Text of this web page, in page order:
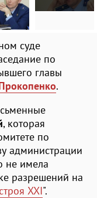
суде
по
главы
.
, которая
по
администрации
не имела
разрешений на
XXI".